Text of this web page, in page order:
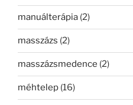
manuálterápia (2)
masszázs (2)
masszázsmedence (2)
méhtelep (16)